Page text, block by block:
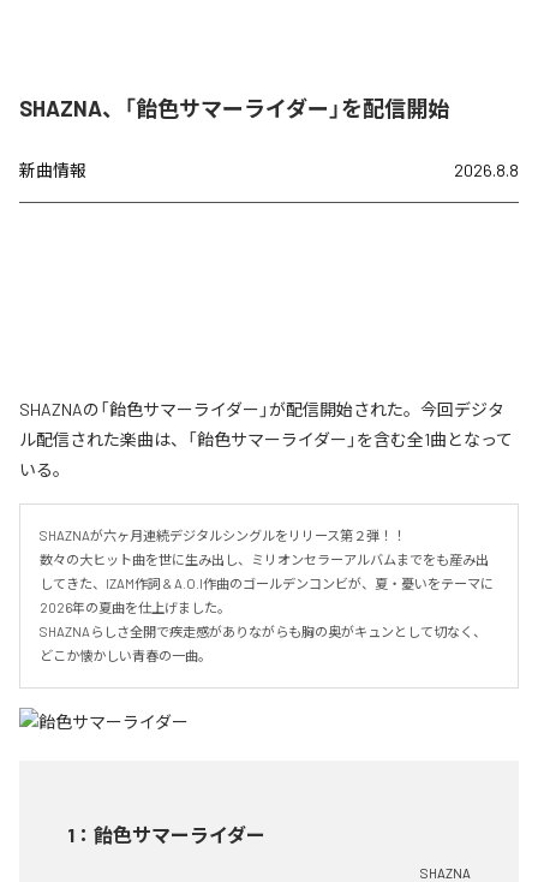
SHAZNA、「飴色サマーライダー」を配信開始
新曲情報 2026.8.8
SHAZNAの「飴色サマーライダー」が配信開始された。今回デジタ
ル配信された楽曲は、「飴色サマーライダー」を含む全1曲となって
いる。
SHAZNAが六ヶ月連続デジタルシングルをリリース第２弾！！
数々の大ヒット曲を世に生み出し、ミリオンセラーアルバムまでをも産み出
してきた、IZAM作詞 & A.O.I作曲のゴールデンコンビが、夏・憂いをテーマに
2026年の夏曲を仕上げました。
SHAZNAらしさ全開で疾走感がありながらも胸の奥がキュンとして切なく、
どこか懐かしい青春の一曲。
1 ： 飴色サマーライダー
SHAZNA